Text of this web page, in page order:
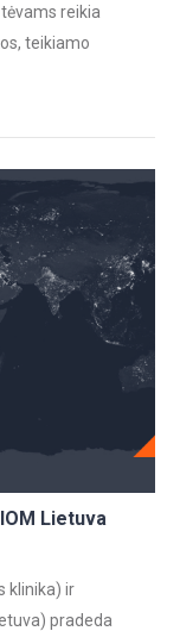
reikia
teikiamo
Lietuva
klinika) ir
pradeda